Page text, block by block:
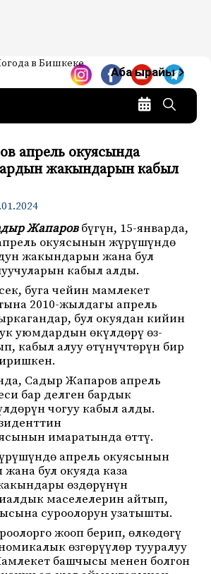
Жаңылыктар —
в Бишкеке
Аба ырайы
апрель окуясында
жакындарын кабыл
Жапаров бүгүн, 15-январда,
окуясынын жүрүшүндө
жакындарын жана бул
кабыл алды.
буга чейин мамлекет
2010-жылдагы апрель
бул окуядан кийин
уюмдардын өкүлдөрү өз-
кабыл алуу өтүнүчтөрүн бир
Садыр Жапаров апрель
бар делген бардык
чогуу кабыл алды.
имаратында өттү.
апрель окуясынын
бул окуяда каза
өздөрүнүн
маселелерин айтып,
суроолорун узатышты.
жооп берип, өлкөдөгү
өзгөрүүлөр тууралуу
башчысы менен болгон